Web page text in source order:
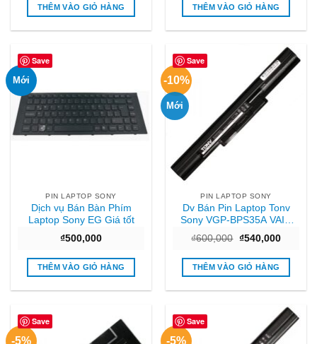
THÊM VÀO GIỎ HÀNG THÊM VÀO GIỎ HÀNG
Save
Mới
PIN LAPTOP SONY
Dịch vụ Bán Bàn Phím
Laptop Sony EG Giá tốt
₫500,000
THÊM VÀO GIỎ HÀNG
Save
-10%
Mới
PIN LAPTOP SONY
Dv Bán Pin Laptop Tonv
Sony VGP-BPS35A VAIO
₫600,000 Giá
là:
₫600,000.
₫540,000Giá
tại
THÊM VÀO GIỎ HÀNG
Save
-5%
Save
-5%